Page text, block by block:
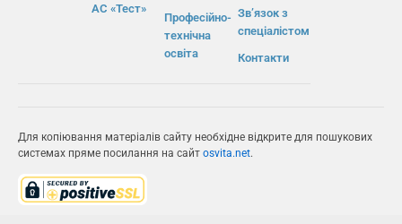
АС «Тест»
Професійно-
технічна
освіта
Зв’язок з
спеціалістом
Контакти
Для копіювання матеріалів сайту необхідне відкрите для пошукових
системах пряме посилання на сайт osvita.net.